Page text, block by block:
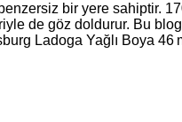
bir yere sahiptir.
de göz doldurur. Bu
Ladoga Yağlı Boya 46